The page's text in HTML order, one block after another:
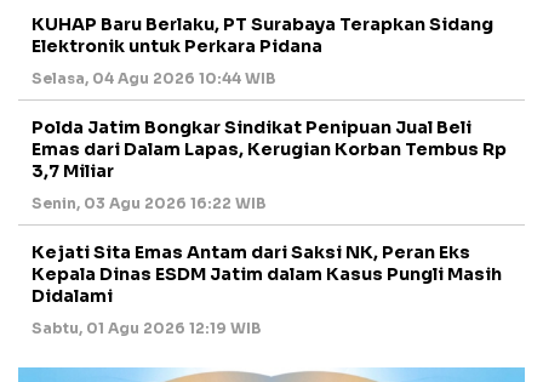
KUHAP Baru Berlaku, PT Surabaya Terapkan Sidang
Elektronik untuk Perkara Pidana
Selasa, 04 Agu 2026 10:44 WIB
Polda Jatim Bongkar Sindikat Penipuan Jual Beli
Emas dari Dalam Lapas, Kerugian Korban Tembus Rp
3,7 Miliar
Senin, 03 Agu 2026 16:22 WIB
Kejati Sita Emas Antam dari Saksi NK, Peran Eks
Kepala Dinas ESDM Jatim dalam Kasus Pungli Masih
Didalami
Sabtu, 01 Agu 2026 12:19 WIB